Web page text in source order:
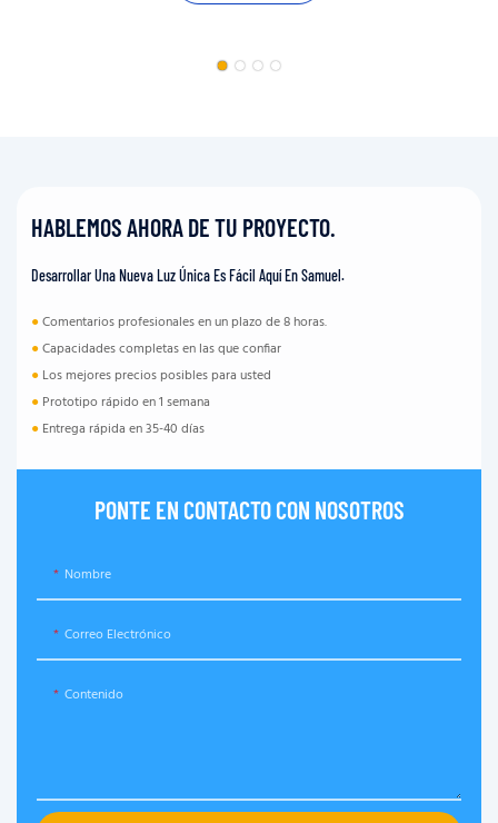
HABLEMOS AHORA DE TU PROYECTO.
Desarrollar Una Nueva Luz Única Es Fácil Aquí En Samuel.
●Comentarios profesionales en un plazo de 8 horas.
●Capacidades completas en las que confiar
● Los mejores precios posibles para usted
● Prototipo rápido en 1 semana
● Entrega rápida en 35-40 días
PONTE EN CONTACTO CON NOSOTROS
Nombre
Correo Electrónico
Contenido